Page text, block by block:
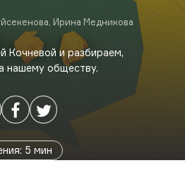
Ирина Медникова
Кочневой и разбираем,
нашему обществу.
: 5 мин